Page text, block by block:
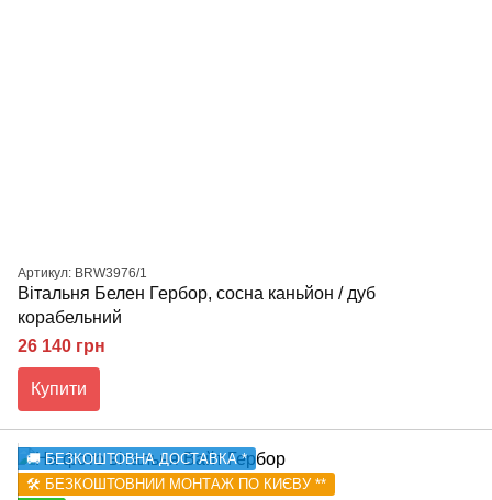
Артикул: BRW3976/1
Вітальня Белен Гербор, сосна каньйон / дуб
корабельний
26 140 грн
Купити
🚚 БЕЗКОШТОВНА ДОСТАВКА *
🛠️ БЕЗКОШТОВНИЙ МОНТАЖ ПО КИЄВУ **